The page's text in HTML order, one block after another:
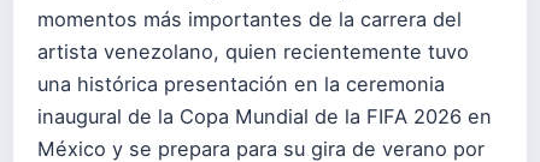
momentos más importantes de la carrera del
artista venezolano, quien recientemente tuvo
una histórica presentación en la ceremonia
inaugural de la Copa Mundial de la FIFA 2026 en
México y se prepara para su gira de verano por